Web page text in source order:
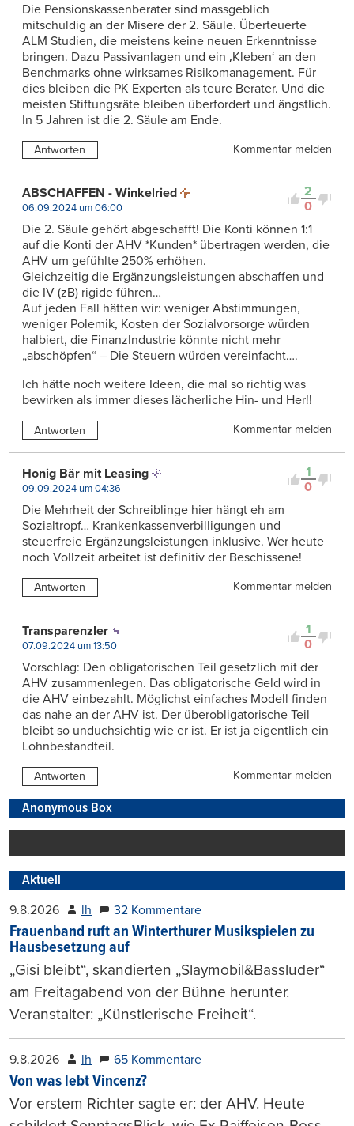
Die Pensionskassenberater sind massgeblich
mitschuldig an der Misere der 2. Säule. Überteuerte
ALM Studien, die meistens keine neuen Erkenntnisse
bringen. Dazu Passivanlagen und ein ‚Kleben‘ an den
Benchmarks ohne wirksames Risikomanagement. Für
dies bleiben die PK Experten als teure Berater. Und die
meisten Stiftungsräte bleiben überfordert und ängstlich.
In 5 Jahren ist die 2. Säule am Ende.
Antworten Kommentar melden
2
0
ABSCHAFFEN - Winkelried
06.09.2024 um 06:00
Die 2. Säule gehört abgeschafft! Die Konti können 1:1
auf die Konti der AHV *Kunden* übertragen werden, die
AHV um gefühlte 250% erhöhen.
Gleichzeitig die Ergänzungsleistungen abschaffen und
die IV (zB) rigide führen…
Auf jeden Fall hätten wir: weniger Abstimmungen,
weniger Polemik, Kosten der Sozialvorsorge würden
halbiert, die FinanzIndustrie könnte nicht mehr
„abschöpfen“ – Die Steuern würden vereinfacht….
Ich hätte noch weitere Ideen, die mal so richtig was
bewirken als immer dieses lächerliche Hin- und Her!!
Antworten Kommentar melden
1
0
Honig Bär mit Leasing
09.09.2024 um 04:36
Die Mehrheit der Schreiblinge hier hängt eh am
Sozialtropf… Krankenkassenverbilligungen und
steuerfreie Ergänzungsleistungen inklusive. Wer heute
noch Vollzeit arbeitet ist definitiv der Beschissene!
Antworten Kommentar melden
1
0
Transparenzler
07.09.2024 um 13:50
Vorschlag: Den obligatorischen Teil gesetzlich mit der
AHV zusammenlegen. Das obligatorische Geld wird in
die AHV einbezahlt. Möglichst einfaches Modell finden
das nahe an der AHV ist. Der überobligatorische Teil
bleibt so unduchsichtig wie er ist. Er ist ja eigentlich ein
Lohnbestandteil.
Antworten Kommentar melden
Anonymous Box
Aktuell
9.8.2026 lh 32 Kommentare
Frauenband ruft an Winterthurer Musikspielen zu
Hausbesetzung auf
„Gisi bleibt“, skandierten „Slaymobil&Bassluder“
am Freitagabend von der Bühne herunter.
Veranstalter: „Künstlerische Freiheit“.
9.8.2026 lh 65 Kommentare
Von was lebt Vincenz?
Vor erstem Richter sagte er: der AHV. Heute